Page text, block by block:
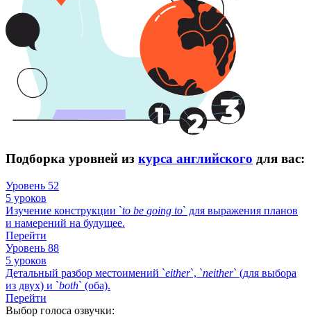
Подборка уровней из курса английского для вас:
Уровень 52
5 уроков
Изучение конструкции `to be going to` для выражения планов
и намерений на будущее.
Перейти
Уровень 88
5 уроков
Детальный разбор местоимений `either`, `neither` (для выбора
из двух) и `both` (оба).
Перейти
Выбор голоса озвучки: